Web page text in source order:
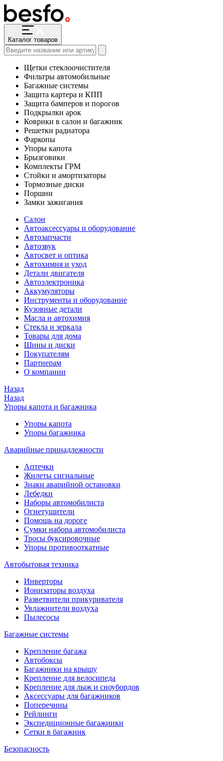
Каталог товаров
Щетки стеклоочистителя
Фильтры автомобильные
Багажные системы
Защита картера и КПП
Защита бамперов и порогов
Подкрылки арок
Коврики в салон и багажник
Решетки радиатора
Фаркопы
Упоры капота
Брызговики
Комплекты ГРМ
Стойки и амортизаторы
Тормозные диски
Поршни
Замки зажигания
Салон
Автоаксессуары и оборудование
Автозапчасти
Автозвук
Автосвет и оптика
Автохимия и уход
Детали двигателя
Автоэлектроника
Аккумуляторы
Инструменты и оборудование
Кузовные детали
Масла и автохимия
Стекла и зеркала
Товары для дома
Шины и диски
Покупателям
Партнерам
О компании
Назад
Назад
Упоры капота и багажника
Упоры капота
Упоры багажника
Аварийные принадлежности
Аптечки
Жилеты сигнальные
Знаки аварийной остановки
Лебедки
Наборы автомобилиста
Огнетушители
Помощь на дороге
Сумки набора автомобилиста
Тросы буксировочные
Упоры противооткатные
Автобытовая техника
Инверторы
Ионизаторы воздуха
Разветвители прикуривателя
Увлажнители воздуха
Пылесосы
Багажные системы
Крепление багажа
Автобоксы
Багажники на крышу
Крепление для велосипеда
Крепление для лыж и сноубордов
Аксессуары для багажников
Поперечины
Рейлинги
Экспедиционные багажники
Сетки в багажник
Безопасность